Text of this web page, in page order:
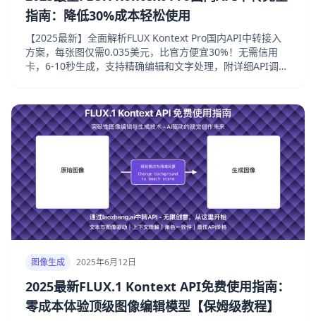
指南：降低30%成本轻松使用
【2025最新】全面解析FLUX Kontext Pro国内API中转接入
方案，每张图仅需0.035美元，比官方便宜30%！无需信用
卡，6-10秒生成，支持精确编辑和文字处理，附详细API调用
图像生成 2025年6月12日
2025最新FLUX.1 Kontext API免费使用指南：
零成本体验顶级图像编辑模型【保姆级教程】